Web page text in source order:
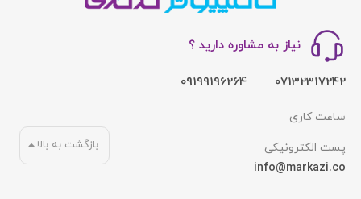
نیاز به مشاوره دارید ؟
07132317242
09199196264
ساعت کاری
پست الکترونیکی
info@markazi.co
بازگشت به بالا